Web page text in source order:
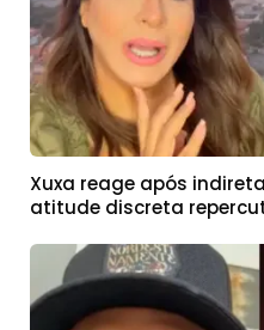
Xuxa reage após
atitude discreta